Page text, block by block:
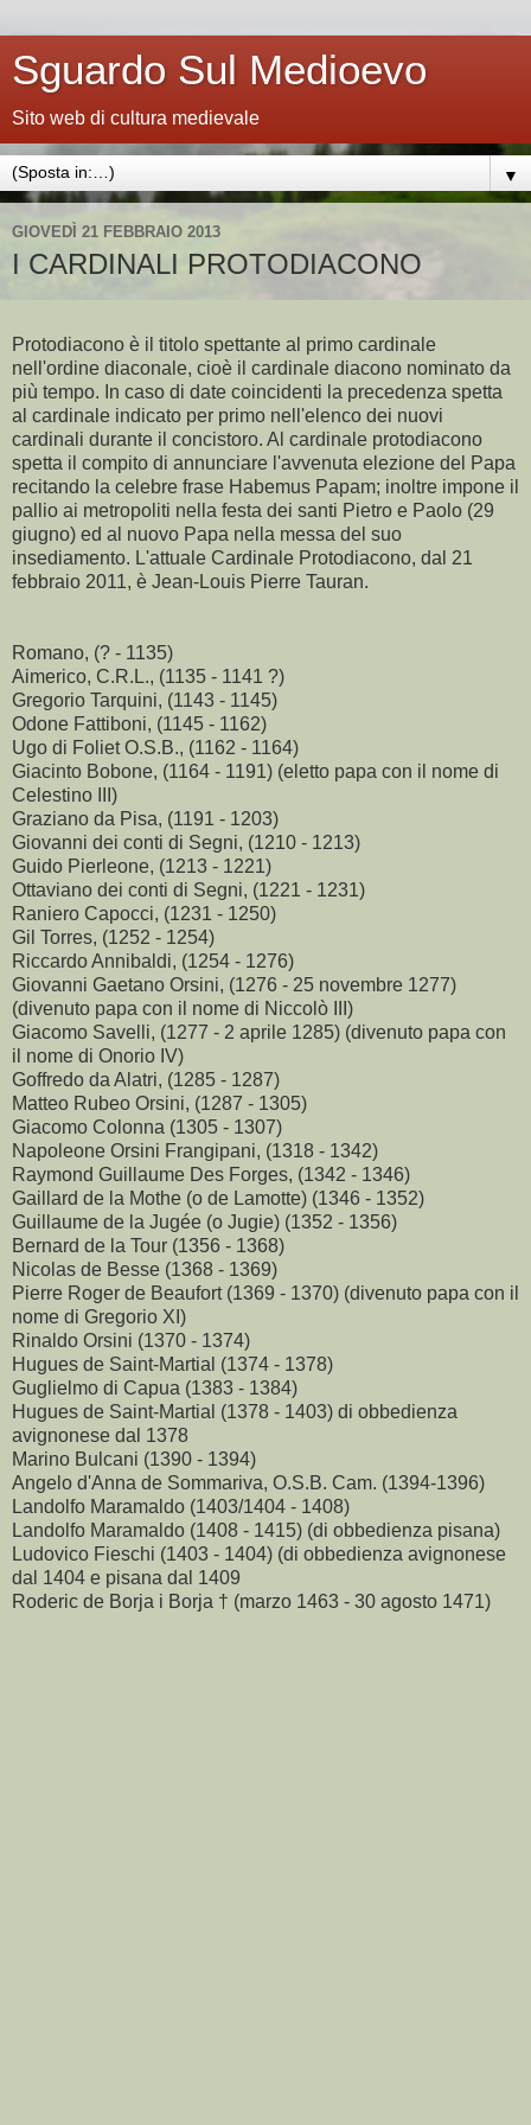
Sguardo Sul Medioevo
Sito web di cultura medievale
▼
GIOVEDÌ 21 FEBBRAIO 2013
I CARDINALI PROTODIACONO
Protodiacono è il titolo spettante al primo cardinale
nell'ordine diaconale, cioè il cardinale diacono nominato da
più tempo. In caso di date coincidenti la precedenza spetta
al cardinale indicato per primo nell'elenco dei nuovi
cardinali durante il concistoro. Al cardinale protodiacono
spetta il compito di annunciare l'avvenuta elezione del Papa
recitando la celebre frase Habemus Papam; inoltre impone il
pallio ai metropoliti nella festa dei santi Pietro e Paolo (29
giugno) ed al nuovo Papa nella messa del suo
insediamento. L'attuale Cardinale Protodiacono, dal 21
febbraio 2011, è Jean-Louis Pierre Tauran.
Romano, (? - 1135)
Aimerico, C.R.L., (1135 - 1141 ?)
Gregorio Tarquini, (1143 - 1145)
Odone Fattiboni, (1145 - 1162)
Ugo di Foliet O.S.B., (1162 - 1164)
Giacinto Bobone, (1164 - 1191) (eletto papa con il nome di
Celestino III)
Graziano da Pisa, (1191 - 1203)
Giovanni dei conti di Segni, (1210 - 1213)
Guido Pierleone, (1213 - 1221)
Ottaviano dei conti di Segni, (1221 - 1231)
Raniero Capocci, (1231 - 1250)
Gil Torres, (1252 - 1254)
Riccardo Annibaldi, (1254 - 1276)
Giovanni Gaetano Orsini, (1276 - 25 novembre 1277)
(divenuto papa con il nome di Niccolò III)
Giacomo Savelli, (1277 - 2 aprile 1285) (divenuto papa con
il nome di Onorio IV)
Goffredo da Alatri, (1285 - 1287)
Matteo Rubeo Orsini, (1287 - 1305)
Giacomo Colonna (1305 - 1307)
Napoleone Orsini Frangipani, (1318 - 1342)
Raymond Guillaume Des Forges, (1342 - 1346)
Gaillard de la Mothe (o de Lamotte) (1346 - 1352)
Guillaume de la Jugée (o Jugie) (1352 - 1356)
Bernard de la Tour (1356 - 1368)
Nicolas de Besse (1368 - 1369)
Pierre Roger de Beaufort (1369 - 1370) (divenuto papa con il
nome di Gregorio XI)
Rinaldo Orsini (1370 - 1374)
Hugues de Saint-Martial (1374 - 1378)
Guglielmo di Capua (1383 - 1384)
Hugues de Saint-Martial (1378 - 1403) di obbedienza
avignonese dal 1378
Marino Bulcani (1390 - 1394)
Angelo d'Anna de Sommariva, O.S.B. Cam. (1394-1396)
Landolfo Maramaldo (1403/1404 - 1408)
Landolfo Maramaldo (1408 - 1415) (di obbedienza pisana)
Ludovico Fieschi (1403 - 1404) (di obbedienza avignonese
dal 1404 e pisana dal 1409
Roderic de Borja i Borja † (marzo 1463 - 30 agosto 1471)